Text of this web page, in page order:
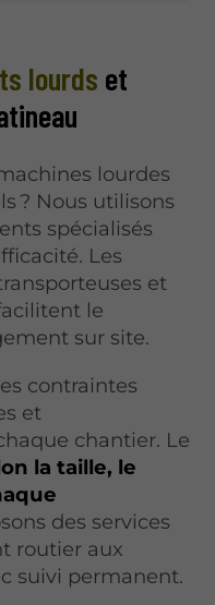
lourds et
lourdes
? Nous utilisons
spécialisés
Les
et
le
sur site.
contraintes
et
chantier. Le
la taille, le
des services
routier aux
suivi permanent.